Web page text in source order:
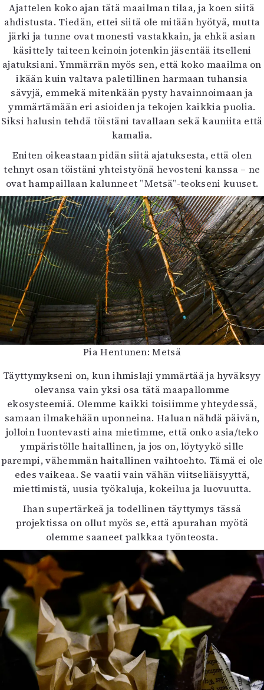
Ajattelen koko ajan tätä maailman tilaa, ja koen siitä
ahdistusta. Tiedän, ettei siitä ole mitään hyötyä, mutta
järki ja tunne ovat monesti vastakkain, ja ehkä asian
käsittely taiteen keinoin jotenkin jäsentää itselleni
ajatuksiani. Ymmärrän myös sen, että koko maailma on
ikään kuin valtava paletillinen harmaan tuhansia
sävyjä, emmekä mitenkään pysty havainnoimaan ja
ymmärtämään eri asioiden ja tekojen kaikkia puolia.
Siksi halusin tehdä töistäni tavallaan sekä kauniita että
kamalia.
Eniten oikeastaan pidän siitä ajatuksesta, että olen
tehnyt osan töistäni yhteistyönä hevosteni kanssa – ne
ovat hampaillaan kalunneet ”Metsä”-teokseni kuuset.
Pia Hentunen: Metsä
Täyttymykseni on, kun ihmislaji ymmärtää ja hyväksyy
olevansa vain yksi osa tätä maapallomme
ekosysteemiä. Olemme kaikki toisiimme yhteydessä,
samaan ilmakehään uponneina. Haluan nähdä päivän,
jolloin luontevasti aina mietimme, että onko asia/teko
ympäristölle haitallinen, ja jos on, löytyykö sille
parempi, vähemmän haitallinen vaihtoehto. Tämä ei ole
edes vaikeaa. Se vaatii vain vähän viitseliäisyyttä,
miettimistä, uusia työkaluja, kokeilua ja luovuutta.
Ihan supertärkeä ja todellinen täyttymys tässä
projektissa on ollut myös se, että apurahan myötä
olemme saaneet palkkaa työnteosta.